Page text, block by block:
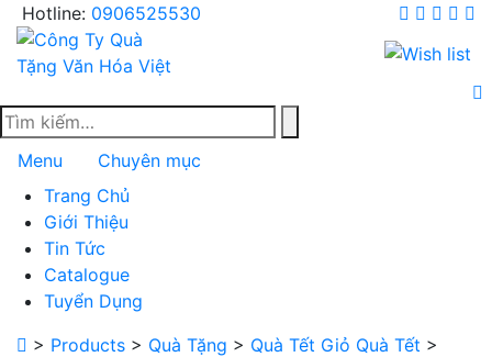
Skip
content
Hotline: 0906525530
Menu
Chuyên mục
Trang Chủ
Giới Thiệu
Tin Tức
Catalogue
Tuyển Dụng
> Products > Quà Tặng > Quà Tết Giỏ Quà Tết >